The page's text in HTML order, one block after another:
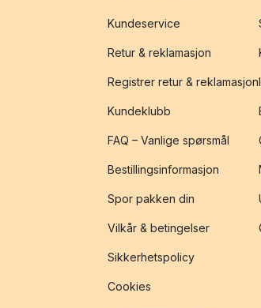
Kundeservice
Retur & reklamasjon
Registrer retur & reklamasjon
Kundeklubb
FAQ – Vanlige spørsmål
Bestillingsinformasjon
Spor pakken din
Vilkår & betingelser
Sikkerhetspolicy
Cookies